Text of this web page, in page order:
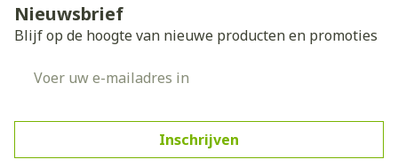
Nieuwsbrief
Blijf op de hoogte van nieuwe producten en promoties
Inschrijven